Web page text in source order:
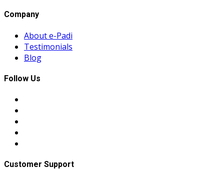
Company
About e-Padi
Testimonials
Blog
Follow Us
Customer Support